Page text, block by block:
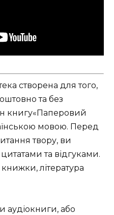
створена для того,
та без
книгу«Паперовий
мовою. Перед
твору, ви
та відгуками.
книжки, література
аудіокниги, або